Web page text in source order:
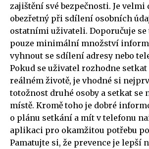
zajištění své bezpečnosti. Je velmi
obezřetný při sdílení osobních
ostatními uživateli. Doporučuje
pouze minimální množství
vyhnout se sdílení adresy nebo
Pokud se uživatel rozhodne setkat
reálném životě, je vhodné si
totožnost druhé osoby a setkat se
místě. Kromě toho je dobré
o plánu setkání a mít v telefonu
aplikaci pro okamžitou potřebu
Pamatujte si, že prevence je lepší